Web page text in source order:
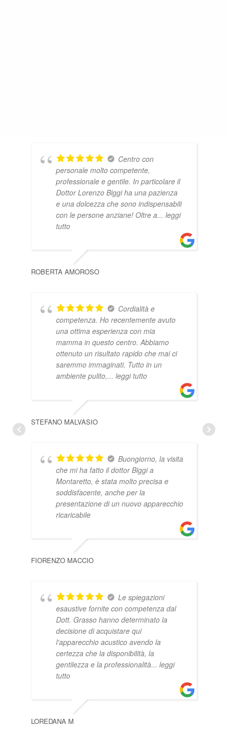
Centro con
personale molto competente,
professionale e gentile. In particolare il
Dottor Lorenzo Biggi ha una pazienza
e una dolcezza che sono indispensabili
con le persone anziane! Oltre a... leggi
tutto
ROBERTA AMOROSO
Cordialità e
competenza. Ho recentemente avuto
una ottima esperienza con mia
mamma in questo centro. Abbiamo
ottenuto un risultato rapido che mai ci
saremmo immaginati. Tutto in un
ambiente pulito,... leggi tutto
STEFANO MALVASIO
Buongiorno, la visita
che mi ha fatto il dottor Biggi a
Montaretto, è stata molto precisa e
soddisfacente, anche per la
presentazione di un nuovo apparecchio
ricaricabile
FIORENZO MACCIO
Le spiegazioni
esaustive fornite con competenza dal
Dott. Grasso hanno determinato la
decisione di acquistare qui
l'apparecchio acustico avendo la
certezza che la disponibilità, la
gentilezza e la professionalità... leggi
tutto
LOREDANA M